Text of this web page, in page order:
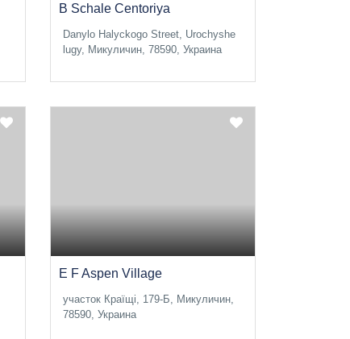
B Schale Centoriya
Danylo Halyckogo Street, Urochyshe
lugy, Микуличин, 78590, Украина
E F Aspen Village
участок Країщі, 179-Б, Микуличин,
78590, Украина